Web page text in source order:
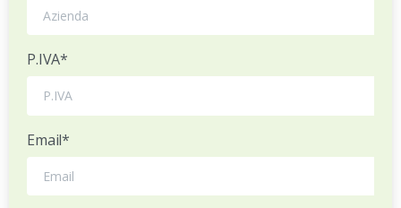
P.IVA*
Email*